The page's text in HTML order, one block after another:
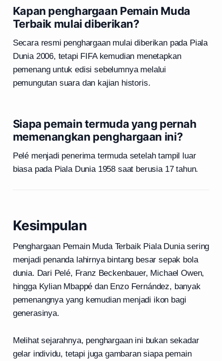
Kapan penghargaan Pemain Muda
Terbaik mulai diberikan?
Secara resmi penghargaan mulai diberikan pada Piala
Dunia 2006, tetapi FIFA kemudian menetapkan
pemenang untuk edisi sebelumnya melalui
pemungutan suara dan kajian historis.
Siapa pemain termuda yang pernah
memenangkan penghargaan ini?
Pelé menjadi penerima termuda setelah tampil luar
biasa pada Piala Dunia 1958 saat berusia 17 tahun.
Kesimpulan
Penghargaan Pemain Muda Terbaik Piala Dunia sering
menjadi penanda lahirnya bintang besar sepak bola
dunia. Dari Pelé, Franz Beckenbauer, Michael Owen,
hingga Kylian Mbappé dan Enzo Fernández, banyak
pemenangnya yang kemudian menjadi ikon bagi
generasinya.
Melihat sejarahnya, penghargaan ini bukan sekadar
gelar individu, tetapi juga gambaran siapa pemain